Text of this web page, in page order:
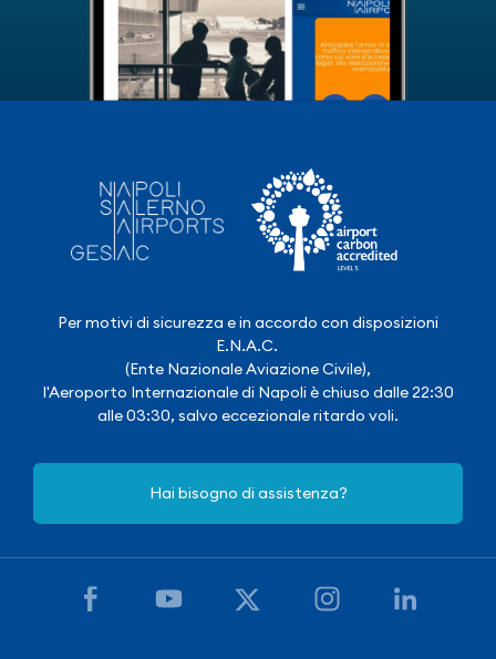
Per motivi di sicurezza e in accordo con disposizioni
E.N.A.C.
(Ente Nazionale Aviazione Civile),
l'Aeroporto Internazionale di Napoli è chiuso dalle 22:30
alle 03:30, salvo eccezionale ritardo voli.
Hai bisogno di assistenza?